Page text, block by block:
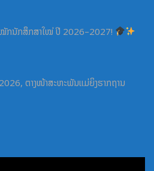
ກນັກສຶກສາໃໝ່ ປີ 2026–2027!
ຕາງໜ້າສະຫະພັນແມ່ຍິງຮາກຖານ